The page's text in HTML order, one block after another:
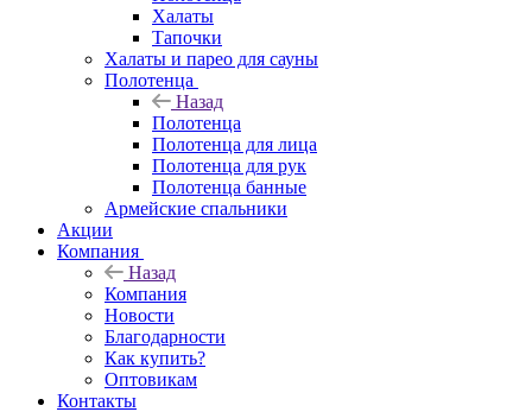
Халаты
Тапочки
Халаты и парео для сауны
Полотенца
Назад
Полотенца
Полотенца для лица
Полотенца для рук
Полотенца банные
Армейские спальники
Акции
Компания
Назад
Компания
Новости
Благодарности
Как купить?
Оптовикам
Контакты